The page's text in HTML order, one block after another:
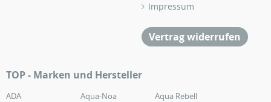
Impressum
Vertrag widerrufen
TOP - Marken und Hersteller
ADA Aqua-Noa
Aqua Rebell